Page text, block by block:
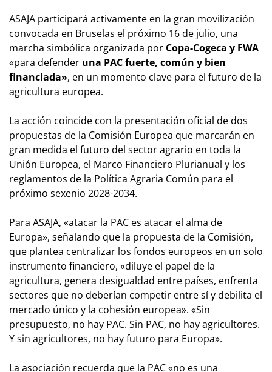
ASAJA participará activamente en la gran movilización
convocada en Bruselas el próximo 16 de julio, una
marcha simbólica organizada por Copa-Cogeca y FWA
«para defender una PAC fuerte, común y bien
financiada», en un momento clave para el futuro de la
agricultura europea.
La acción coincide con la presentación oficial de dos
propuestas de la Comisión Europea que marcarán en
gran medida el futuro del sector agrario en toda la
Unión Europea, el Marco Financiero Plurianual y los
reglamentos de la Política Agraria Común para el
próximo sexenio 2028-2034.
Para ASAJA, «atacar la PAC es atacar el alma de
Europa», señalando que la propuesta de la Comisión,
que plantea centralizar los fondos europeos en un solo
instrumento financiero, «diluye el papel de la
agricultura, genera desigualdad entre países, enfrenta
sectores que no deberían competir entre sí y debilita el
mercado único y la cohesión europea». «Sin
presupuesto, no hay PAC. Sin PAC, no hay agricultores.
Y sin agricultores, no hay futuro para Europa».
La asociación recuerda que la PAC «no es una